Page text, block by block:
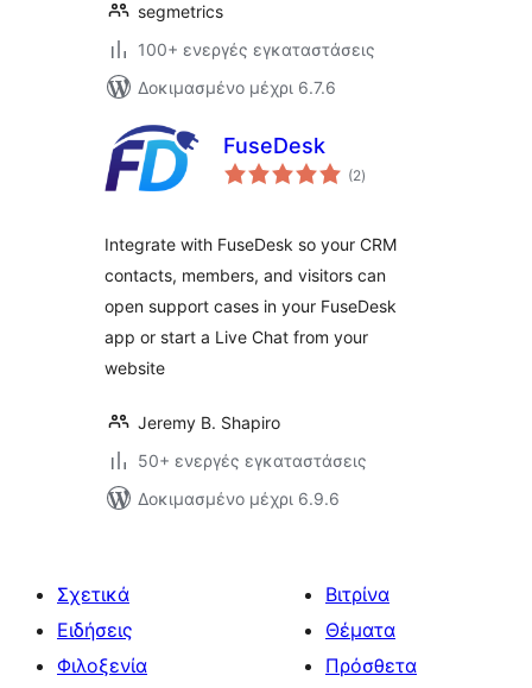
segmetrics
100+ ενεργές εγκαταστάσεις
Δοκιμασμένο μέχρι 6.7.6
FuseDesk
(2αξιολογήσεις
σύνολο
)
Integrate with FuseDesk so your CRM
contacts, members, and visitors can
open support cases in your FuseDesk
app or start a Live Chat from your
website
Jeremy B. Shapiro
50+ ενεργές εγκαταστάσεις
Δοκιμασμένο μέχρι 6.9.6
Σχετικά
Ειδήσεις
Φιλοξενία
Βιτρίνα
Θέματα
Πρόσθετα